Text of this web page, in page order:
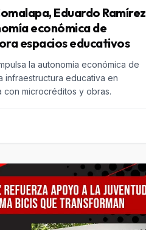
Eduardo Ramírez
económica de
espacios educativos
la autonomía económica de
infraestructura educativa en
con microcréditos y obras.